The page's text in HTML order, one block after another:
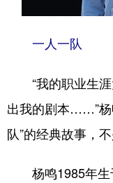
一人一队
“我的职业生涯
出我的剧本……”杨
队”的经典故事，
杨鸣1985年生